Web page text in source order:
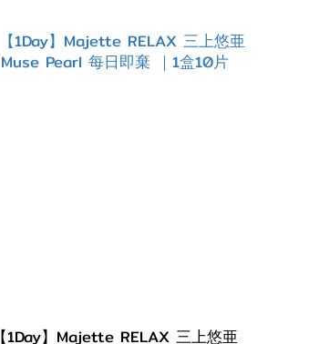
【1Day】Majette RELAX 三上悠亜